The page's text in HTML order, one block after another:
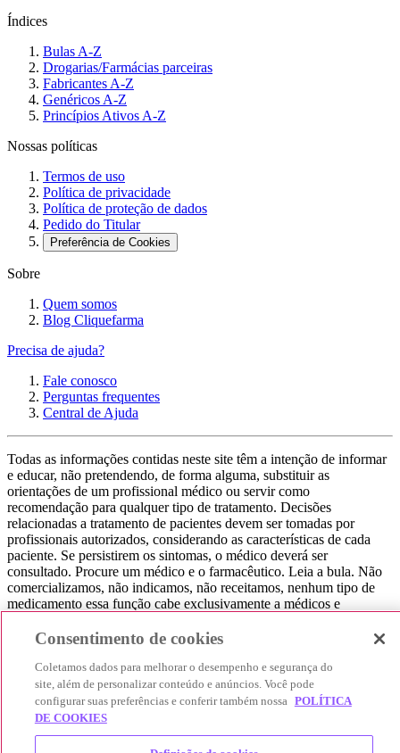
Índices
Bulas A-Z
Drogarias/Farmácias parceiras
Fabricantes A-Z
Genéricos A-Z
Princípios Ativos A-Z
Nossas políticas
Termos de uso
Política de privacidade
Política de proteção de dados
Pedido do Titular
Preferência de Cookies
Sobre
Quem somos
Blog Cliquefarma
Precisa de ajuda?
Fale conosco
Perguntas frequentes
Central de Ajuda
Todas as informações contidas neste site têm a intenção de informar
e educar, não pretendendo, de forma alguma, substituir as
orientações de um profissional médico ou servir como
recomendação para qualquer tipo de tratamento. Decisões
relacionadas a tratamento de pacientes devem ser tomadas por
profissionais autorizados, considerando as características de cada
paciente. Se persistirem os sintomas, o médico deverá ser
consultado. Procure um médico e o farmacêutico. Leia a bula. Não
comercializamos, não indicamos, não receitamos, nenhum tipo de
medicamento essa função cabe exclusivamente a médicos e
consultar seu médico. Não somos uma loja ou marketplace, ou seja,
que você encontre o preço mais barato, comparando os preços de
produtos farmacêuticos. Contribuímos e damos auxílio para que sua
experiência seja bem-sucedida, mas a finalização da compra
acontece nos sites das nossas lojas parceiras.
© 2025 Afya Participações S.A. - todos os direitos reservados.
Consentimento de cookies
Coletamos dados para melhorar o desempenho e segurança do
site, além de personalizar conteúdo e anúncios. Você pode
configurar suas preferências e conferir também nossa POLÍTICA
DE COOKIES